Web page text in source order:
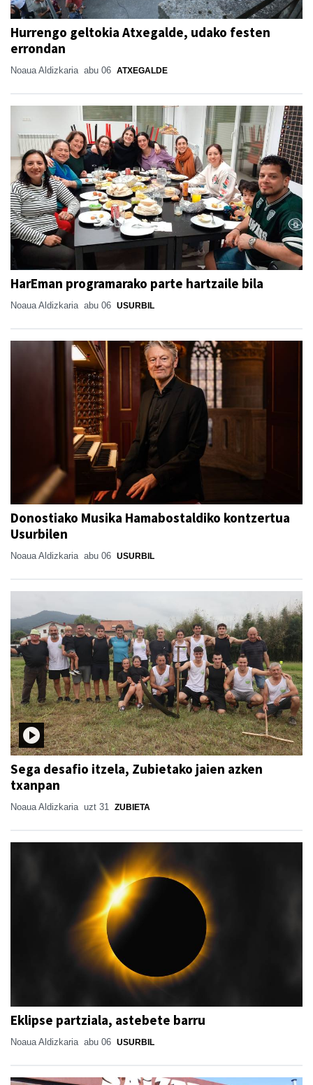
Hurrengo geltokia Atxegalde, udako festen
errondan
Noaua Aldizkaria abu 06 ATXEGALDE
HarEman programarako parte hartzaile bila
Noaua Aldizkaria abu 06 USURBIL
Donostiako Musika Hamabostaldiko kontzertua
Usurbilen
Noaua Aldizkaria abu 06 USURBIL
Sega desafio itzela, Zubietako jaien azken
txanpan
Noaua Aldizkaria uzt 31 ZUBIETA
Eklipse partziala, astebete barru
Noaua Aldizkaria abu 06 USURBIL